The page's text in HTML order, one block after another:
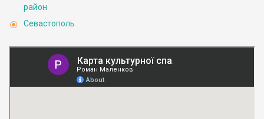
район
Севастополь